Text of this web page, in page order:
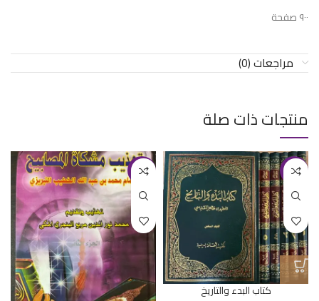
٩٠٠ صفحة
مراجعات (0)
منتجات ذات صلة
-17%
كتاب البدء والتاريخ
-18%